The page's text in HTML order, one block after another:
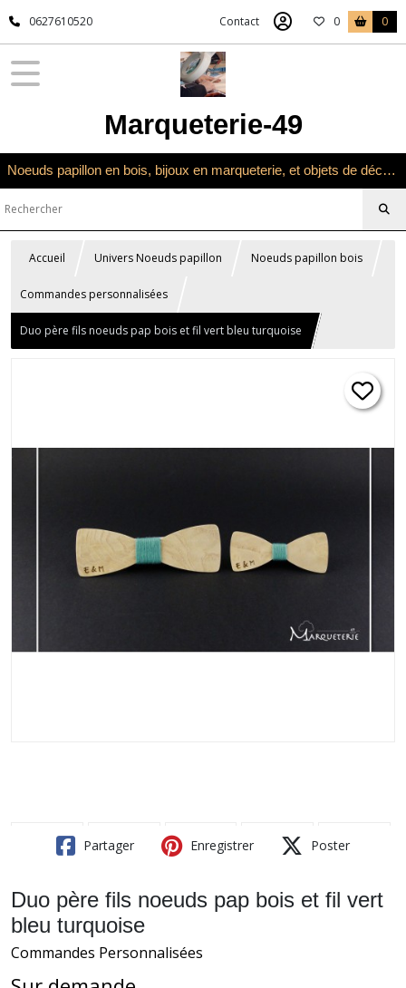
0627610520 Contact 0 0
Marqueterie-49
Noeuds papillon en bois, bijoux en marqueterie, et objets de décoration en marqueterie bois
Accueil Univers Noeuds papillon Noeuds papillon bois
Commandes personnalisées
Duo père fils noeuds pap bois et fil vert bleu turquoise
Partager Enregistrer Poster
Duo père fils noeuds pap bois et fil vert
bleu turquoise
Commandes Personnalisées